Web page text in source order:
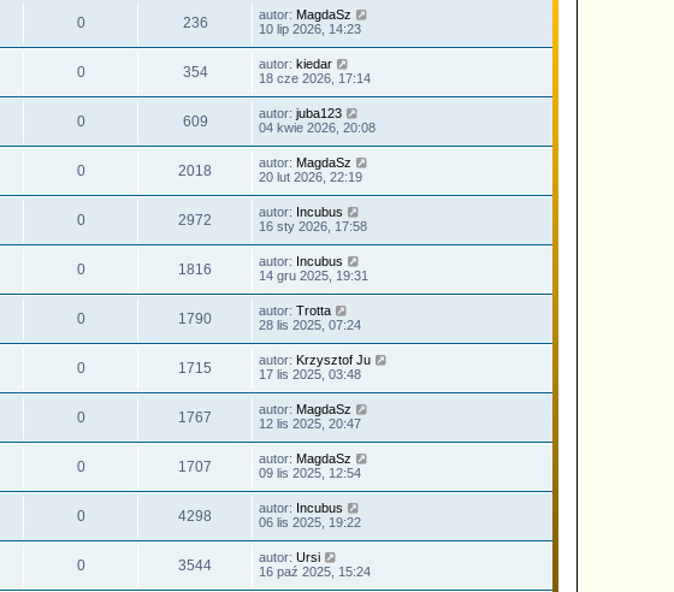
0 236 autor: MagdaSz
10 lip 2026, 14:23
0 354 autor: kiedar
18 cze 2026, 17:14
0 609 autor: juba123
04 kwie 2026, 20:08
0 2018 autor: MagdaSz
20 lut 2026, 22:19
0 2972 autor: Incubus
16 sty 2026, 17:58
0 1816 autor: Incubus
14 gru 2025, 19:31
0 1790 autor: Trotta
28 lis 2025, 07:24
0 1715 autor: Krzysztof Ju
17 lis 2025, 03:48
0 1767 autor: MagdaSz
12 lis 2025, 20:47
0 1707 autor: MagdaSz
09 lis 2025, 12:54
0 4298 autor: Incubus
06 lis 2025, 19:22
0 3544 autor: Ursi
16 paź 2025, 15:24